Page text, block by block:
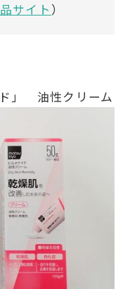
サイト ）
」 油性クリーム